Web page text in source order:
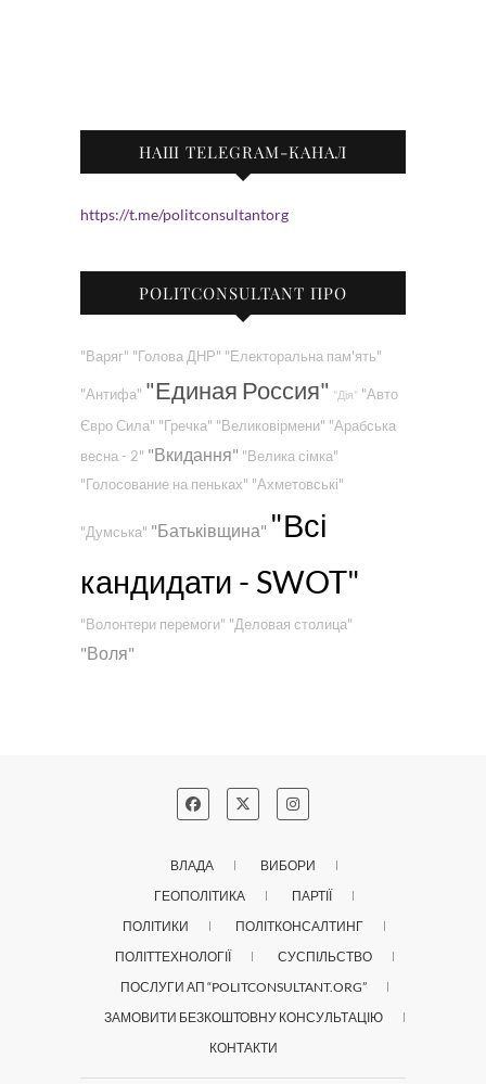
НАШ TELEGRAM-КАНАЛ
https://t.me/politconsultantorg
POLITCONSULTANT ПРО
"Варяг" "Голова ДНР" "Електоральна пам'ять"
"Антифа" "Единая Россия" "Дія" "Авто
Євро Сила" "Гречка" "Великовірмени" "Арабська
весна - 2" "Вкидання" "Велика сімка"
"Голосование на пеньках" "Ахметовські"
"Думська" "Батьківщина" "Всі
кандидати - SWOT"
"Волонтери перемоги" "Деловая столица"
"Воля"
ВЛАДА
ВИБОРИ
ГЕОПОЛІТИКА
ПАРТІЇ
ПОЛІТИКИ
ПОЛІТКОНСАЛТИНГ
ПОЛІТТЕХНОЛОГІЇ
СУСПІЛЬСТВО
ПОСЛУГИ АП “POLITCONSULTANT.ORG”
ЗАМОВИТИ БЕЗКОШТОВНУ КОНСУЛЬТАЦІЮ
КОНТАКТИ